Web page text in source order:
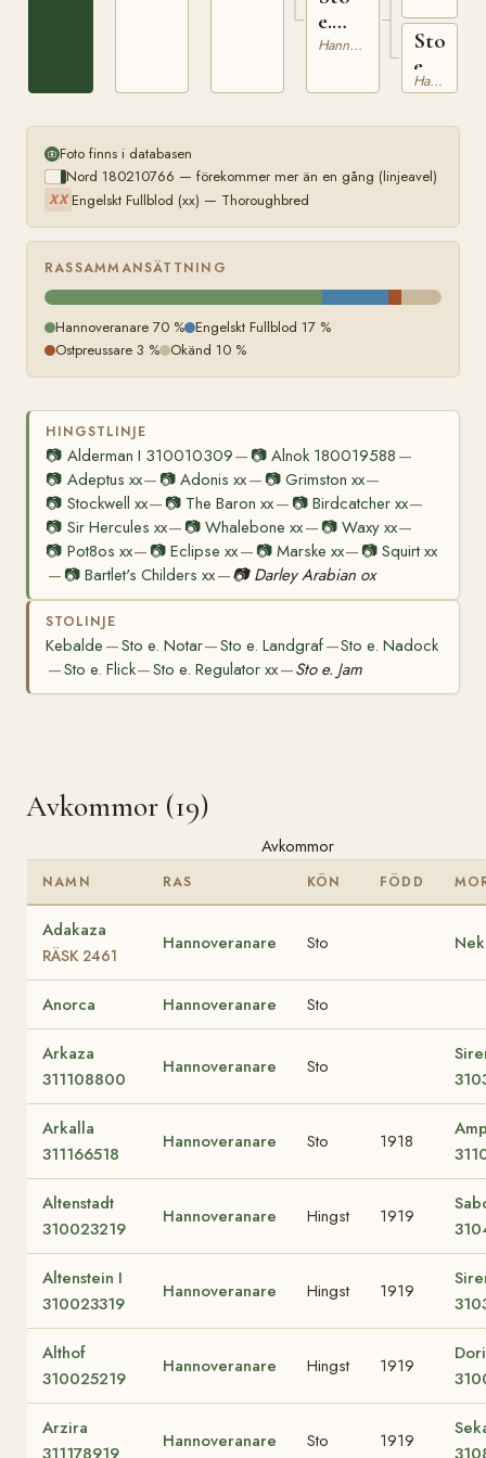
e.
Landgraf
Hannoveranare
Sto
e.
Nadock
Hannoveranare
Foto finns i databasen
Nord 180210766 — förekommer mer än en gång (linjeavel)
XX Engelskt Fullblod (xx) — Thoroughbred
RASSAMMANSÄTTNING
Hannoveranare 70 % Engelskt Fullblod 17 %
Ostpreussare 3 % Okänd 10 %
HINGSTLINJE
📷 Alderman I 310010309— 📷Alnok 180019588 —
📷 Adeptus xx— 📷Adonis xx— 📷 Grimston xx—
📷 Stockwell xx— 📷 The Baron xx— 📷 Birdcatcher xx—
📷 Sir Hercules xx— 📷Whalebone xx— 📷 Waxy xx—
📷 Pot8os xx— 📷Eclipse xx— 📷 Marske xx— 📷 Squirt xx
— 📷Bartlet's Childers xx—📷 Darley Arabian ox
STOLINJE
Kebalde —Sto e. Notar—Sto e. Landgraf—Sto e. Nadock
—Sto e. Flick—Sto e. Regulator xx—Sto e. Jam
Avkommor (19)
Avkommor
NAMN RAS KÖN FÖDD
Adakaza
RÄSK 2461
Hannoveranare Sto
Anorca Hannoveranare Sto
Arkaza
311108800
Hannoveranare Sto
Arkalla
311166518
Hannoveranare Sto 1918
Altenstadt
310023219
Hannoveranare Hingst 1919
Altenstein I
310023319
Hannoveranare Hingst 1919
Althof
310025219
Hannoveranare Hingst 1919
Arzira
311178919
Hannoveranare Sto 1919